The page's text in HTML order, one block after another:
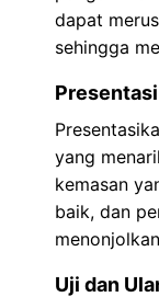
dapat
sehingga
yang
kemasan
baik, dan
Uji dan